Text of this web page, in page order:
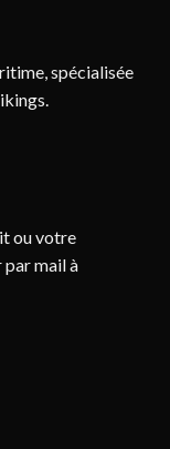
spécialisée
ou votre
par mail à